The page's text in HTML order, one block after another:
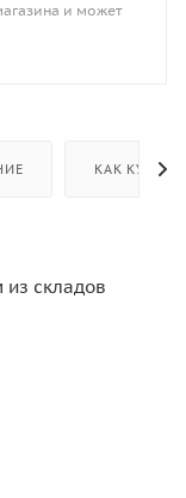
и может
КАК КУПИТЬ
из складов